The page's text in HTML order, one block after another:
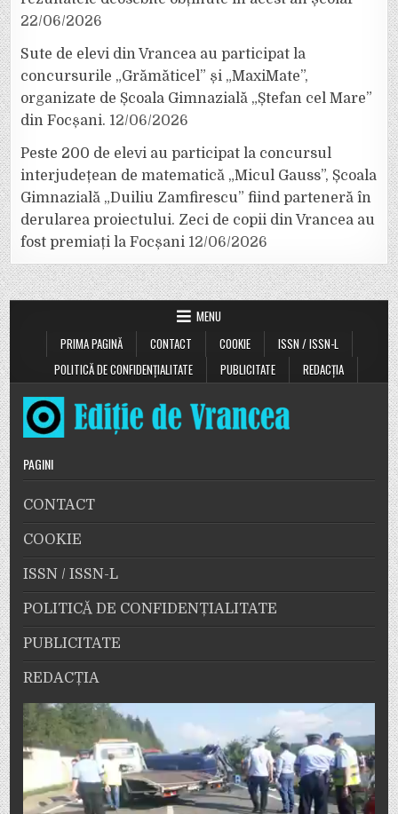
22/06/2026
Sute de elevi din Vrancea au participat la
concursurile „Grămăticel” și „MaxiMate”,
organizate de Școala Gimnazială „Ștefan cel Mare”
din Focșani. 12/06/2026
Peste 200 de elevi au participat la concursul
interjudețean de matematică „Micul Gauss”, Școala
Gimnazială „Duiliu Zamfirescu” fiind parteneră în
derularea proiectului. Zeci de copii din Vrancea au
fost premiați la Focșani 12/06/2026
MENU
PRIMA PAGINĂ
CONTACT COOKIE
ISSN / ISSN-L
POLITICĂ DE CONFIDENȚIALITATE
PUBLICITATE REDACȚIA
PAGINI
CONTACT
COOKIE
ISSN / ISSN-L
POLITICĂ DE CONFIDENȚIALITATE
PUBLICITATE
REDACȚIA